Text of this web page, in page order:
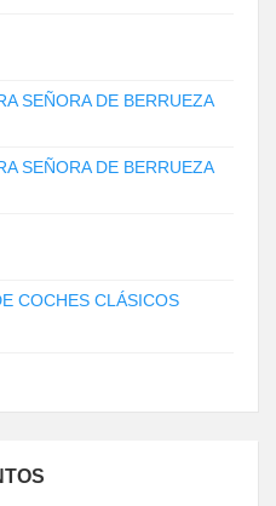
SEÑORA DE BERRUEZA
SEÑORA DE BERRUEZA
COCHES CLÁSICOS